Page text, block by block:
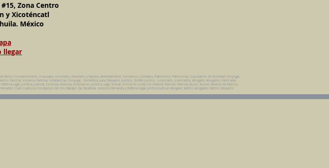
Zona Centro
y Xicoténcatl
México
llegar
Consentimiento, Incausado, Voluntario, Necesario y Express, Arrendamiento, Convenios, Contratos, Patrimonio, Patrimonial, Liquidacion de Sociedad Conyugal,
Familiar, Violencia Familiar, Intrafamiliar, Conyugal, Domestica, para, Despacho Juridico. Bufete Juridico. Licenciado, Licenciados, Abogado, Abogados, Familiares,
Legal, Juridica, Judicial, Consulta, Asesoria, Orientacion, Juridica, Legal, Virtual, Online, En Linea, Por Internet, Remoto, Remota, Busco, Buscar, Derecho de Familia,
Coah Coahuila Concepcion del Oro Mazapil Zac Zacatecas Asesoria Demanda y Defensa Legal Juridica Judicial Abogado Saltillo Abogados Saltillo Despacho